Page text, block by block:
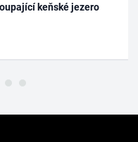
keňské jezero